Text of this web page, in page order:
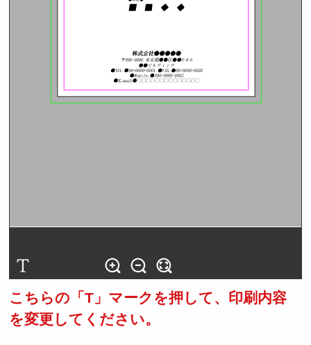
こちらの「T」マークを押して、印刷内容
を変更してください。